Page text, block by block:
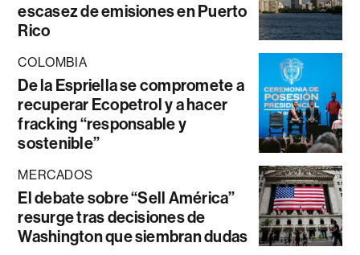
escasez de emisiones en Puerto
Rico
COLOMBIA
De la Espriella se compromete a
recuperar Ecopetrol y a hacer
fracking “responsable y
sostenible”
MERCADOS
El debate sobre “Sell América”
resurge tras decisiones de
Washington que siembran dudas